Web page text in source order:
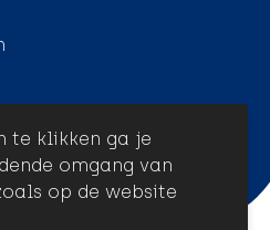
te klikken ga je
omgang van
op de website